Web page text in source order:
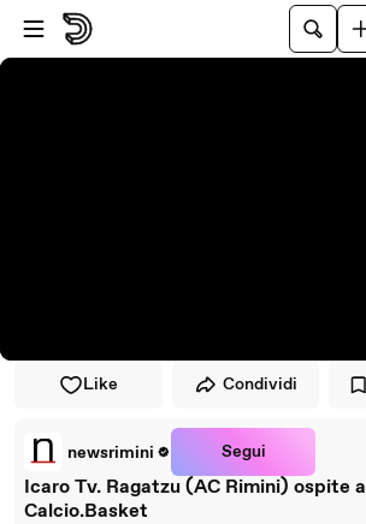
Vai al lettore
Passa al contenuto principale
Like Condividi
newsrimini Segui
Icaro Tv. Ragatzu (AC Rimini) ospite a
Calcio.Basket